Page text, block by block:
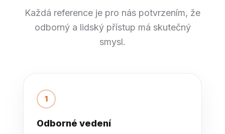
Každá reference je pro nás potvrzením, že
odborný a lidský přístup má skutečný
smysl.
1
Odborné vedení